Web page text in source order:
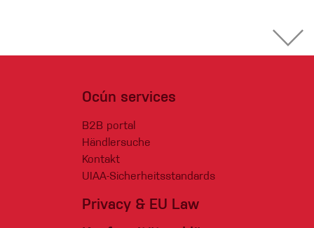
Ocún services
B2B portal
Händlersuche
Kontakt
UIAA-Sicherheitsstandards
Privacy & EU Law